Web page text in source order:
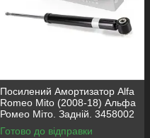
Посилений Амортизатор Alfa
Romeo Mito (2008-18) Альфа
Ромео Міто. Задній. 3458002
, 317722. KOREA Аксусс!
Готово до відправки